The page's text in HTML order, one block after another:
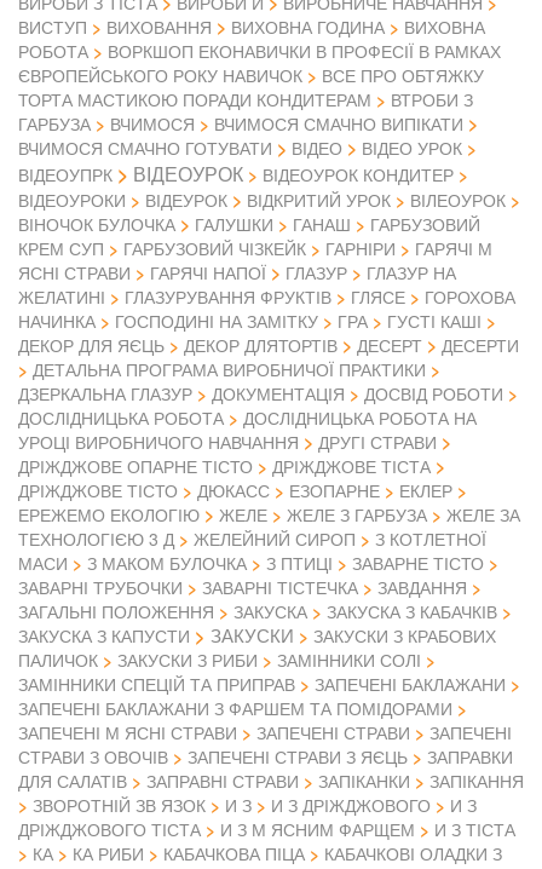
ВИСТУП
ВИХОВАННЯ ВИХОВНА ГОДИНА
ВИХОВНА
РОБОТА
ВОРКШОП ЕКОНАВИЧКИ В ПРОФЕСІЇ В РАМКАХ
ЄВРОПЕЙСЬКОГО РОКУ НАВИЧОК
ВСЕ ПРО ОБТЯЖКУ
ТОРТА МАСТИКОЮ ПОРАДИ КОНДИТЕРАМ
ВТРОБИ З
ГАРБУЗА
ВЧИМОСЯ
ВЧИМОСЯ СМАЧНО ВИПІКАТИ
ВЧИМОСЯ СМАЧНО ГОТУВАТИ
ВІДЕО
ВІДЕО УРОК
ВІДЕОУПРК
ВІДЕОУРОК
ВІДЕОУРОК КОНДИТЕР
ВІДЕОУРОКИ
ВІДЕУРОК ВІДКРИТИЙ УРОК
ВІЛЕОУРОК
ВІНОЧОК БУЛОЧКА
ГАЛУШКИ ГАНАШ
ГАРБУЗОВИЙ
КРЕМ СУП
ГАРБУЗОВИЙ ЧІЗКЕЙК ГАРНІРИ
ГАРЯЧІ М
ЯСНІ СТРАВИ
ГАРЯЧІ НАПОЇ ГЛАЗУР
ГЛАЗУР НА
ЖЕЛАТИНІ
ГЛАЗУРУВАННЯ ФРУКТІВ ГЛЯСЕ
ГОРОХОВА
НАЧИНКА
ГОСПОДИНІ НА ЗАМІТКУ ГРА
ГУСТІ КАШІ
ДЕКОР ДЛЯ ЯЄЦЬ
ДЕКОР ДЛЯТОРТІВ ДЕСЕРТ
ДЕСЕРТИ
ДЕТАЛЬНА ПРОГРАМА ВИРОБНИЧОЇ ПРАКТИКИ
ДЗЕРКАЛЬНА ГЛАЗУР
ДОКУМЕНТАЦІЯ
ДОСВІД РОБОТИ
ДОСЛІДНИЦЬКА РОБОТА
ДОСЛІДНИЦЬКА РОБОТА НА
УРОЦІ ВИРОБНИЧОГО НАВЧАННЯ
ДРУГІ СТРАВИ
ДРІЖДЖОВЕ ОПАРНЕ ТІСТО
ДРІЖДЖОВЕ ТІСТА
ДРІЖДЖОВЕ ТІСТО
ДЮКАСС ЕЗОПАРНЕ
ЕКЛЕР
ЕРЕЖЕМО ЕКОЛОГІЮ
ЖЕЛЕ ЖЕЛЕ З ГАРБУЗА
ЖЕЛЕ ЗА
ТЕХНОЛОГІЄЮ 3 Д
ЖЕЛЕЙНИЙ СИРОП
З КОТЛЕТНОЇ
МАСИ
З МАКОМ БУЛОЧКА З ПТИЦІ
ЗАВАРНЕ ТІСТО
ЗАВАРНІ ТРУБОЧКИ
ЗАВАРНІ ТІСТЕЧКА
ЗАВДАННЯ
ЗАГАЛЬНІ ПОЛОЖЕННЯ
ЗАКУСКА
ЗАКУСКА З КАБАЧКІВ
ЗАКУСКА З КАПУСТИ
ЗАКУСКИ
ЗАКУСКИ З КРАБОВИХ
ПАЛИЧОК
ЗАКУСКИ З РИБИ
ЗАМІННИКИ СОЛІ
ЗАМІННИКИ СПЕЦІЙ ТА ПРИПРАВ
ЗАПЕЧЕНІ БАКЛАЖАНИ
ЗАПЕЧЕНІ БАКЛАЖАНИ З ФАРШЕМ ТА ПОМІДОРАМИ
ЗАПЕЧЕНІ М ЯСНІ СТРАВИ
ЗАПЕЧЕНІ СТРАВИ
ЗАПЕЧЕНІ
СТРАВИ З ОВОЧІВ
ЗАПЕЧЕНІ СТРАВИ З ЯЄЦЬ
ЗАПРАВКИ
ДЛЯ САЛАТІВ
ЗАПРАВНІ СТРАВИ ЗАПІКАНКИ
ЗАПІКАННЯ
ЗВОРОТНІЙ ЗВ ЯЗОК
И З И З ДРІЖДЖОВОГО
И З
ДРІЖДЖОВОГО ТІСТА
И З М ЯСНИМ ФАРЩЕМ
И З ТІСТА
КА
КА РИБИ КАБАЧКОВА ПІЦА
КАБАЧКОВІ ОЛАДКИ З